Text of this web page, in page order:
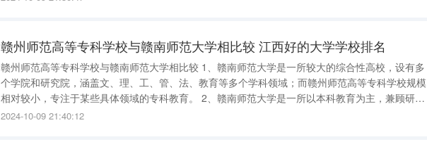
赣州师范高等专科学校与赣南师范大学相比较 江西好的大学学校排名
赣州师范高等专科学校与赣南师范大学相比较 1、赣南师范大学是一所较大的综合性高校，设有多
个学院和研究院，涵盖文、理、工、管、法、教育等多个学科领域；而赣州师范高等专科学校规模
相对较小，专注于某些具体领域的专科教育。 2、赣南师范大学是一所以本科教育为主，兼顾研究
生教育和科学研究的大学，注重学术研究和知识创新；而赣州师范高等专科学校的研究水平相对较
2024-10-09 21:40:12